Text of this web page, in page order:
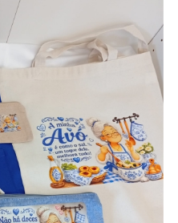
/ estojos /
– vários modelos